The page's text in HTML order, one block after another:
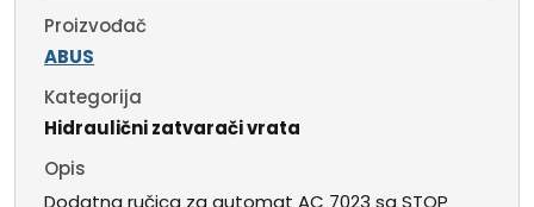
Proizvođač
ABUS
Kategorija
Hidraulični zatvarači vrata
Opis